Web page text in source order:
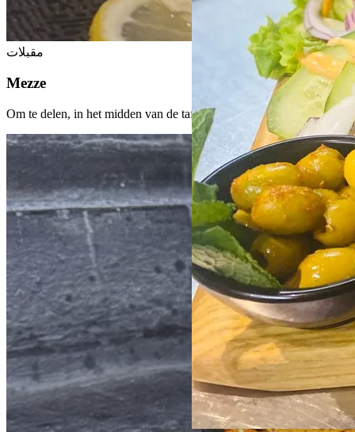
مقبلات
Mezze
Om te delen, in het midden van de tafel.